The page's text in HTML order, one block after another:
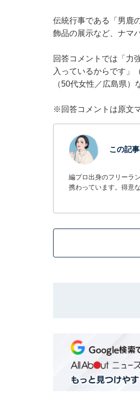
伝統行事である「男鹿
飾品の展示など、ナマ
回答コメントでは「力
入っているからです」
（50代女性／広島県）
※回答コメントは原文
この記
編プロ出身のフリーラ
携わっています。得意